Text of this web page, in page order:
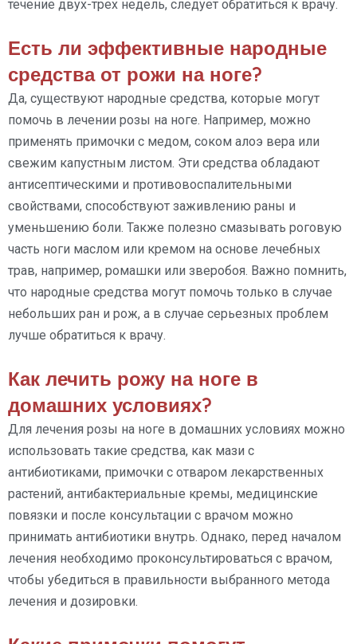
течение двух-трех недель, следует обратиться к врачу.
Есть ли эффективные народные
средства от рожи на ноге?
Да, существуют народные средства, которые могут
помочь в лечении розы на ноге. Например, можно
применять примочки с медом, соком алоэ вера или
свежим капустным листом. Эти средства обладают
антисептическими и противовоспалительными
свойствами, способствуют заживлению раны и
уменьшению боли. Также полезно смазывать роговую
часть ноги маслом или кремом на основе лечебных
трав, например, ромашки или зверобоя. Важно помнить,
что народные средства могут помочь только в случае
небольших ран и рож, а в случае серьезных проблем
лучше обратиться к врачу.
Как лечить рожу на ноге в
домашних условиях?
Для лечения розы на ноге в домашних условиях можно
использовать такие средства, как мази с
антибиотиками, примочки с отваром лекарственных
растений, антибактериальные кремы, медицинские
повязки и после консультации с врачом можно
принимать антибиотики внутрь. Однако, перед началом
лечения необходимо проконсультироваться с врачом,
чтобы убедиться в правильности выбранного метода
лечения и дозировки.